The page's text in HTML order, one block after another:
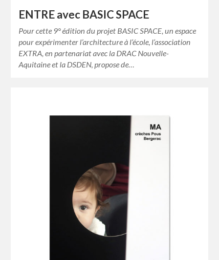
ENTRE avec BASIC SPACE
Pour cette 9° édition du projet BASIC SPACE, un espace
pour expérimenter l’architecture à l’école, l’association
EXTRA, en partenariat avec la DRAC Nouvelle-
Aquitaine et la DSDEN, propose de…